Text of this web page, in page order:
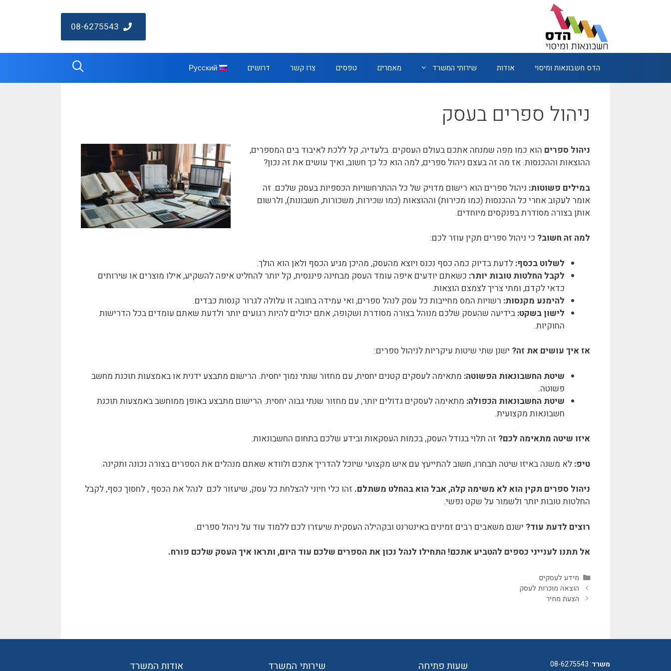
08-6275543
הדס חשבונאות ומיסוי אודות שירותי המשרד מאמרים טפסים צרו קשר דרושים Русский
ניהול ספרים בעסק
ניהול ספרים הוא כמו מפה שמנחה אתכם בעולם העסקים. בלעדיה, קל ללכת לאיבוד בים המספרים,
ההוצאות וההכנסות. אז מה זה בעצם ניהול ספרים, למה הוא כל כך חשוב, ואיך עושים את זה נכון?
במילים פשוטות: ניהול ספרים הוא רישום מדויק של כל ההתרחשויות הכספיות בעסק שלכם. זה
אומר לעקוב אחרי כל ההכנסות (כמו מכירות) וההוצאות (כמו שכירות, משכורות, חשבונות), ולרשום
אותן בצורה מסודרת בפנקסים מיוחדים.
למה זה חשוב? כי ניהול ספרים תקין עוזר לכם:
לשלוט בכסף: לדעת בדיוק כמה כסף נכנס ויוצא מהעסק, מהיכן מגיע הכסף ולאן הוא הולך.
לקבל החלטות טובות יותר: כשאתם יודעים איפה עומד העסק מבחינה פיננסית, קל יותר להחליט איפה להשקיע, אילו מוצרים או שירותים
כדאי לקדם, ומתי צריך לצמצם הוצאות.
להימנע מקנסות: רשויות המס מחייבות כל עסק לנהל ספרים, ואי עמידה בחובה זו עלולה לגרור קנסות כבדים.
לישון בשקט: בידיעה שהעסק שלכם מנוהל בצורה מסודרת ושקופה, אתם יכולים להיות רגועים יותר ולדעת שאתם עומדים בכל הדרישות
החוקיות.
אז איך עושים את זה? ישנן שתי שיטות עיקריות לניהול ספרים:
שיטת החשבונאות הפשוטה: מתאימה לעסקים קטנים יחסית, עם מחזור שנתי נמוך יחסית. הרישום מתבצע ידנית או באמצעות תוכנת מחשב
פשוטה.
שיטת החשבונאות הכפולה: מתאימה לעסקים גדולים יותר, עם מחזור שנתי גבוה יחסית. הרישום מתבצע באופן ממוחשב באמצעות תוכנת
חשבונאות מקצועית.
איזו שיטה מתאימה לכם? זה תלוי בגודל העסק, בכמות העסקאות ובידע שלכם בתחום החשבונאות.
טיפ: לא משנה באיזו שיטה תבחרו, חשוב להתייעץ עם איש מקצועי שיוכל להדריך אתכם ולוודא שאתם מנהלים את הספרים בצורה נכונה ותקינה.
ניהול ספרים תקין הוא לא משימה קלה, אבל הוא בהחלט משתלם. זהו כלי חיוני להצלחת כל עסק, שיעזור לכם לנהל את הכסף , לחסוך כסף, לקבל
החלטות טובות יותר ולשמור על שקט נפשי.
רוצים לדעת עוד? ישנם משאבים רבים זמינים באינטרנט ובקהילה העסקית שיעזרו לכם ללמוד עוד על ניהול ספרים.
אל תתנו לענייני כספים להטביע אתכם! התחילו לנהל נכון את הספרים שלכם עוד היום, ותראו איך העסק שלכם פורח.
קטגוריות
מידע לעסקים
הוצאה מוכרות לעסק
הצעת מחיר
משרד:
08-6275543
שעות פתיחה שירותי המשרד אודות המשרד